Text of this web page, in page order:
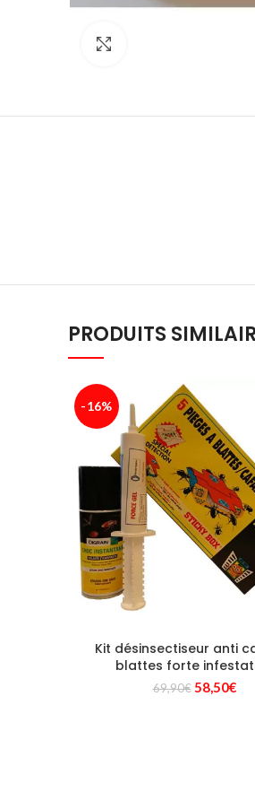
PRODUITS
-16%
Kit désinsectiseur anti
blattes forte
69,90€ Le
58,50€Le